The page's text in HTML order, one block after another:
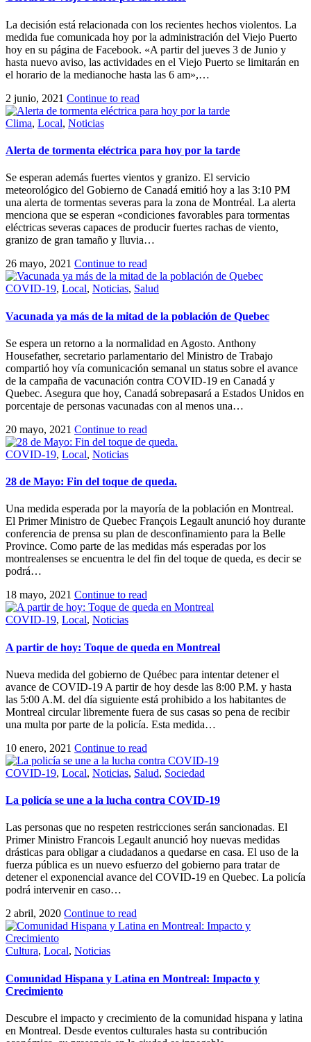
La decisión está relacionada con los recientes hechos violentos. La
medida fue comunicada hoy por la administración del Viejo Puerto
hoy en su página de Facebook. «A partir del jueves 3 de Junio y
hasta nuevo aviso, las actividades en el Viejo Puerto se limitarán en
el horario de la medianoche hasta las 6 am»,…
2 junio, 2021 Continue to read
Clima, Local, Noticias
Alerta de tormenta eléctrica para hoy por la tarde
Se esperan además fuertes vientos y granizo. El servicio
meteorológico del Gobierno de Canadá emitió hoy a las 3:10 PM
una alerta de tormentas severas para la zona de Montréal. La alerta
menciona que se esperan «condiciones favorables para tormentas
eléctricas severas capaces de producir fuertes rachas de viento,
granizo de gran tamaño y lluvia…
26 mayo, 2021 Continue to read
COVID-19, Local, Noticias, Salud
Vacunada ya más de la mitad de la población de Quebec
Se espera un retorno a la normalidad en Agosto. Anthony
Housefather, secretario parlamentario del Ministro de Trabajo
compartió hoy vía comunicación semanal un status sobre el avance
de la campaña de vacunación contra COVID-19 en Canadá y
Quebec. Asegura que hoy, Canadá sobrepasará a Estados Unidos en
porcentaje de personas vacunadas con al menos una…
20 mayo, 2021 Continue to read
COVID-19, Local, Noticias
28 de Mayo: Fin del toque de queda.
Una medida esperada por la mayoría de la población en Montreal.
El Primer Ministro de Quebec François Legault anunció hoy durante
conferencia de prensa su plan de desconfinamiento para la Belle
Province. Como parte de las medidas más esperadas por los
montrealenses se encuentra le del fin del toque de queda, es decir se
podrá…
18 mayo, 2021 Continue to read
COVID-19, Local, Noticias
A partir de hoy: Toque de queda en Montreal
Nueva medida del gobierno de Québec para intentar detener el
avance de COVID-19 A partir de hoy desde las 8:00 P.M. y hasta
las 5:00 A.M. del día siguiente está prohibido a los habitantes de
Montreal circular libremente fuera de sus casas so pena de recibir
una multa por parte de la policía. Esta medida…
10 enero, 2021 Continue to read
COVID-19, Local, Noticias, Salud, Sociedad
La policía se une a la lucha contra COVID-19
Las personas que no respeten restricciones serán sancionadas. El
Primer Ministro Francois Legault anunció hoy nuevas medidas
drásticas para obligar a ciudadanos a quedarse en casa. El uso de la
fuerza pública es un nuevo esfuerzo del gobierno para tratar de
detener el exponencial avance del COVID-19 en Quebec. La policía
podrá intervenir en caso…
2 abril, 2020 Continue to read
Cultura, Local, Noticias
Comunidad Hispana y Latina en Montreal: Impacto y
Crecimiento
Descubre el impacto y crecimiento de la comunidad hispana y latina
en Montreal. Desde eventos culturales hasta su contribución